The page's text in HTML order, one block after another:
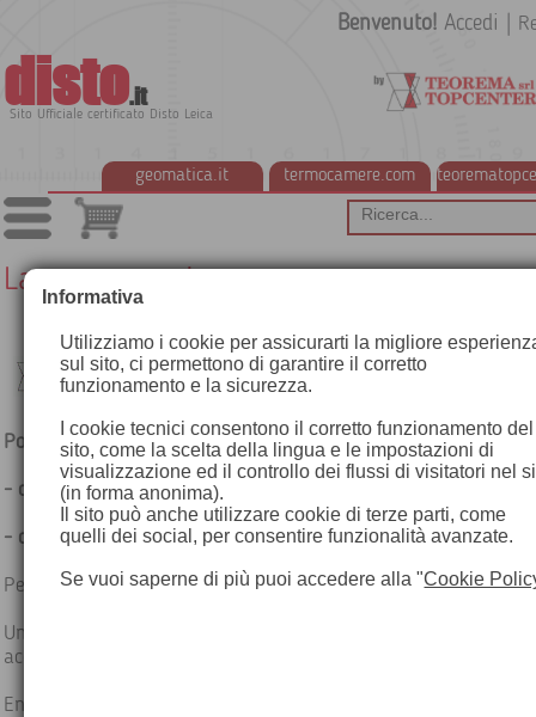
disto.it
Sito Ufficiale certificato Disto Leica
geomatica.it termocamere.com
Benvenuto! Accedi
Lavora con noi
Posizioni aperte in Teorema Srl
- collaboratori Tecnico Commerciali
- collaboratore per attività di marketing e digital marketing
Perché lavorare in Teorema?
Unisciti ad una squadra leader di mercato da oltre 30 anni per
accrescere la tua professionalità e le tue competenze.
Entra a far parte di un ambiente di lavoro in cui i rapporti
Informativa
Utilizziamo i cookie per assicurarti la migliore
sul sito, ci permettono di garantire il corretto
funzionamento e la sicurezza.
I cookie tecnici consentono il corretto funzionamento del
sito, come la scelta della lingua e le impostazioni di
visualizzazione ed il controllo dei flussi di visitatori nel
(in forma anonima).
Il sito può anche utilizzare cookie di terze parti, come
quelli dei social, per consentire funzionalità avanzate.
Se vuoi saperne di più puoi accedere alla "Cookie